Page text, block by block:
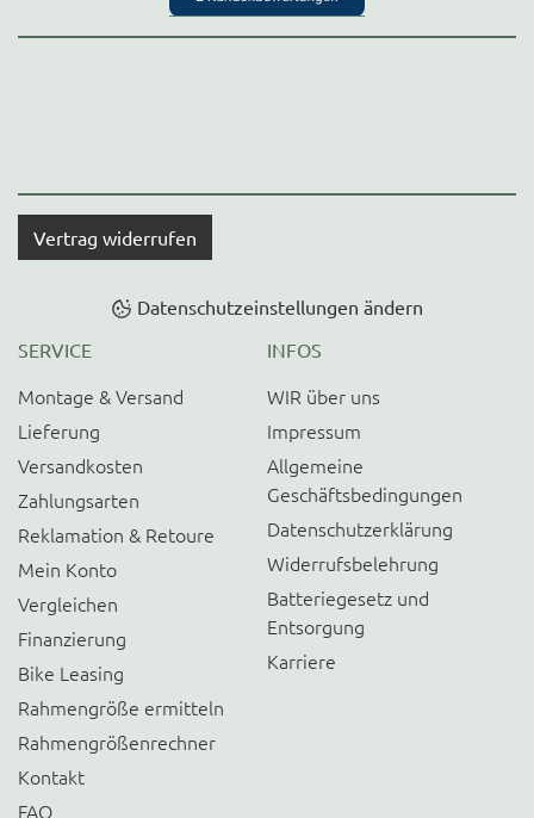
Vertrag widerrufen
Datenschutzeinstellungen ändern
SERVICE
Montage & Versand
Lieferung
Versandkosten
Zahlungsarten
Reklamation & Retoure
Mein Konto
Vergleichen
Finanzierung
Bike Leasing
Rahmengröße ermitteln
Rahmengrößenrechner
Kontakt
FAQ
INFOS
WIR über uns
Impressum
Allgemeine
Geschäftsbedingungen
Datenschutzerklärung
Widerrufsbelehrung
Batteriegesetz und
Entsorgung
Karriere